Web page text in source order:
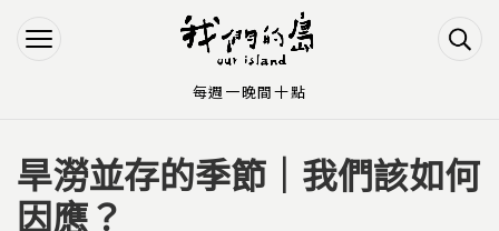
Jump to Navigation
Jump to Main content
您在這裡
旱澇並存的季節｜我們該如何
因應？
每週一晚間十點